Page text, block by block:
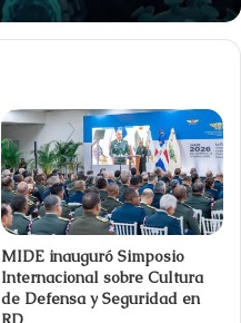
MIDE inauguró Simposio
Internacional sobre Cultura
de Defensa y Seguridad en